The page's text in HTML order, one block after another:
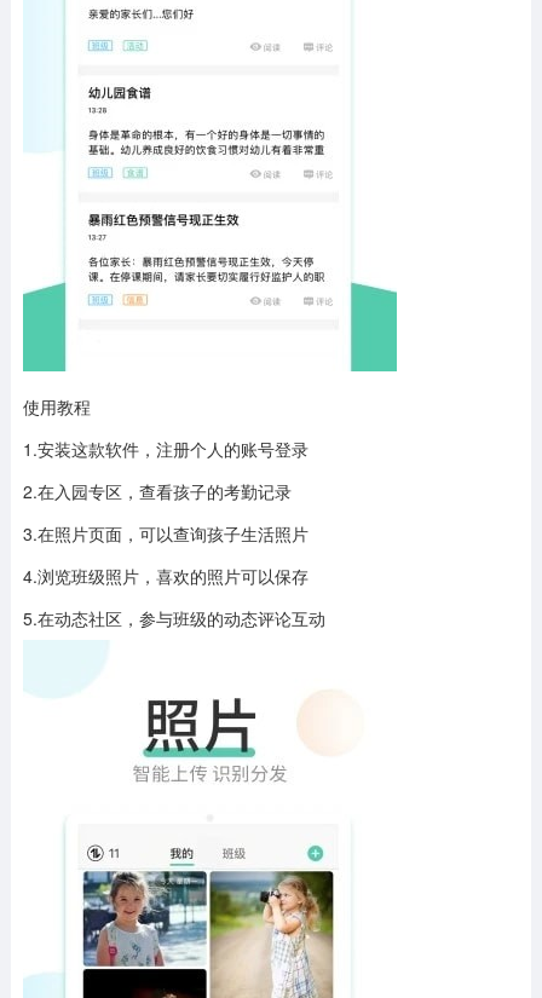
使用教程
1.安装这款软件，注册个人的账号登录
2.在入园专区，查看孩子的考勤记录
3.在照片页面，可以查询孩子生活照片
4.浏览班级照片，喜欢的照片可以保存
5.在动态社区，参与班级的动态评论互动